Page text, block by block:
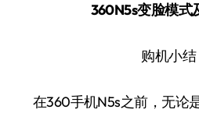
360N5s变脸模式
购机小结
在360手机N5s之前，无论